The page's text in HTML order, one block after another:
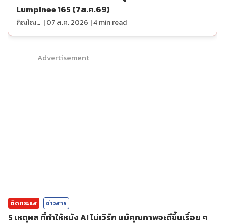
Lumpinee 165 (7ส.ค.69)
ภิญโญ ส่องแสง |07 ส.ค. 2026 |4min read
Advertisement
ติดกระแส ข่าวสาร
5 เหตุผล ที่ทำให้หนัง AI ไม่เวิร์ก แม้คุณภาพจะดีขึ้นเรื่อย ๆ